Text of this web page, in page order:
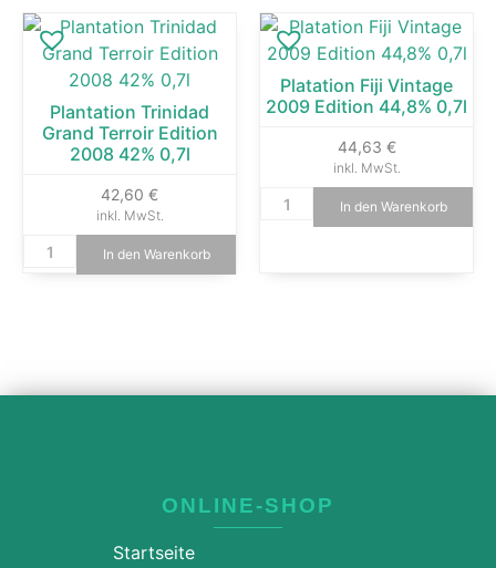
Plantation Trinidad
Grand Terroir Edition
2008 42% 0,7l
42,60 €
inkl. MwSt.
In den Warenkorb
Platation Fiji Vintage
2009 Edition 44,8% 0,7l
44,63 €
inkl. MwSt.
In den Warenkorb
ONLINE-SHOP
Startseite